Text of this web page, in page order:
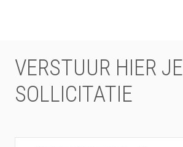
VERSTUUR HIER JE
SOLLICITATIE